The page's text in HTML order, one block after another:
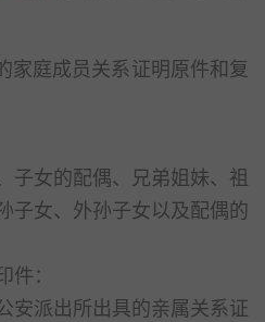
家庭成员关系证明原件和复
子女的配偶、兄弟姐妹、祖
子女、外孙子女以及配偶的
：
安派出所出具的亲属关系证